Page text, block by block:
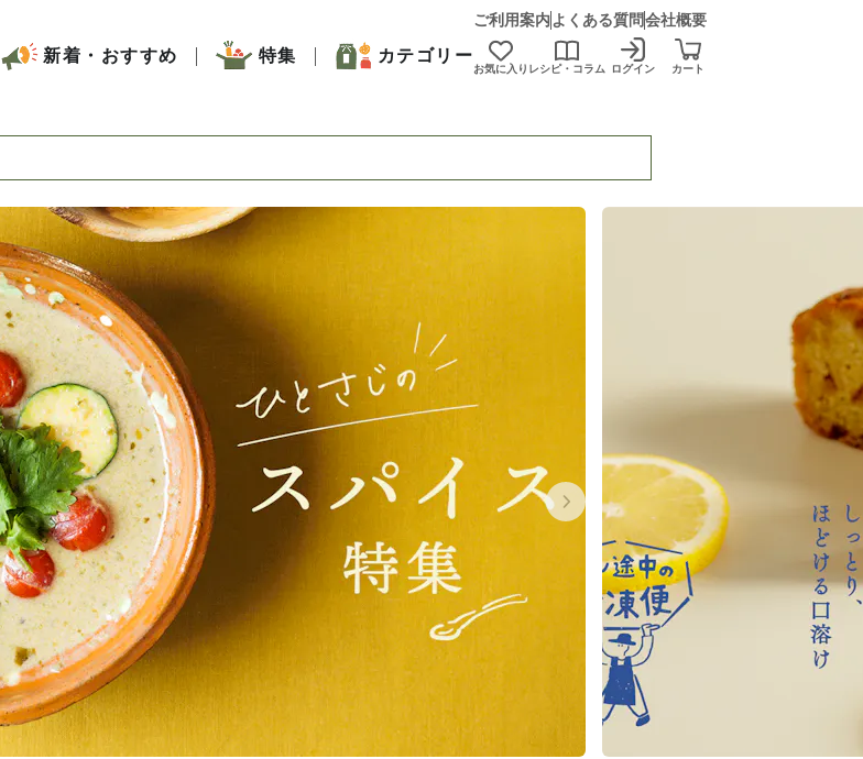
ご利用案内 よくある質問会社概要
新着・おすすめ 特集 カテゴリー
お気に入り レシピ・コラム ログイン カート